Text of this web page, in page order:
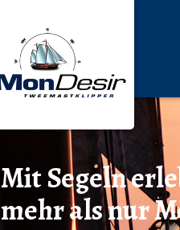
Mit Segeln
mehr als nur